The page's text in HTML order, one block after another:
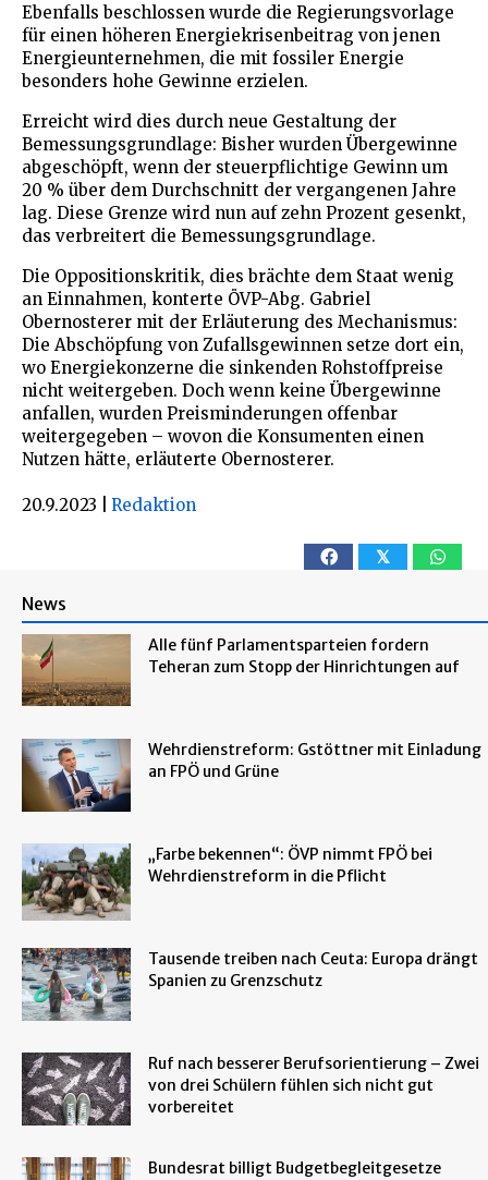
Ebenfalls beschlossen wurde die Regierungsvorlage
für einen höheren Energiekrisenbeitrag von jenen
Energieunternehmen, die mit fossiler Energie
besonders hohe Gewinne erzielen.
Erreicht wird dies durch neue Gestaltung der
Bemessungsgrundlage: Bisher wurden Übergewinne
abgeschöpft, wenn der steuerpflichtige Gewinn um
20 % über dem Durchschnitt der vergangenen Jahre
lag. Diese Grenze wird nun auf zehn Prozent gesenkt,
das verbreitert die Bemessungsgrundlage.
Die Oppositionskritik, dies brächte dem Staat wenig
an Einnahmen, konterte ÖVP-Abg. Gabriel
Obernosterer mit der Erläuterung des Mechanismus:
Die Abschöpfung von Zufallsgewinnen setze dort ein,
wo Energiekonzerne die sinkenden Rohstoffpreise
nicht weitergeben. Doch wenn keine Übergewinne
anfallen, wurden Preisminderungen offenbar
weitergegeben – wovon die Konsumenten einen
Nutzen hätte, erläuterte Obernosterer.
20.9.2023 Redaktion
𝕏
News
Alle fünf Parlamentsparteien fordern
Teheran zum Stopp der Hinrichtungen auf
Wehrdienstreform: Gstöttner mit Einladung
an FPÖ und Grüne
„Farbe bekennen“: ÖVP nimmt FPÖ bei
Wehrdienstreform in die Pflicht
Tausende treiben nach Ceuta: Europa drängt
Spanien zu Grenzschutz
Ruf nach besserer Berufsorientierung – Zwei
von drei Schülern fühlen sich nicht gut
vorbereitet
Bundesrat billigt Budgetbegleitgesetze